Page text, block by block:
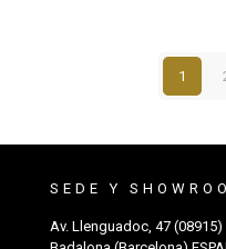
1
SEDE Y
Av. Llenguadoc, 47 (08915)